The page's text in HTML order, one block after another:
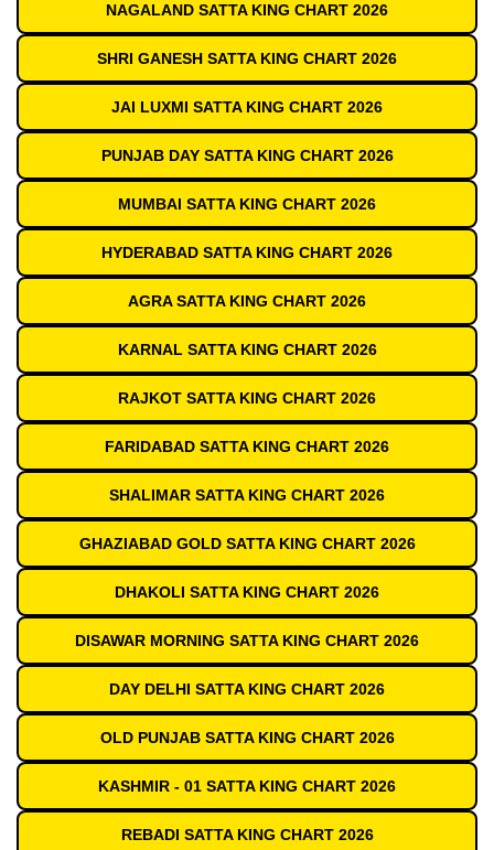
NAGALAND SATTA KING CHART 2026
SHRI GANESH SATTA KING CHART 2026
JAI LUXMI SATTA KING CHART 2026
PUNJAB DAY SATTA KING CHART 2026
MUMBAI SATTA KING CHART 2026
HYDERABAD SATTA KING CHART 2026
AGRA SATTA KING CHART 2026
KARNAL SATTA KING CHART 2026
RAJKOT SATTA KING CHART 2026
FARIDABAD SATTA KING CHART 2026
SHALIMAR SATTA KING CHART 2026
GHAZIABAD GOLD SATTA KING CHART 2026
DHAKOLI SATTA KING CHART 2026
DISAWAR MORNING SATTA KING CHART 2026
DAY DELHI SATTA KING CHART 2026
OLD PUNJAB SATTA KING CHART 2026
KASHMIR - 01 SATTA KING CHART 2026
REBADI SATTA KING CHART 2026